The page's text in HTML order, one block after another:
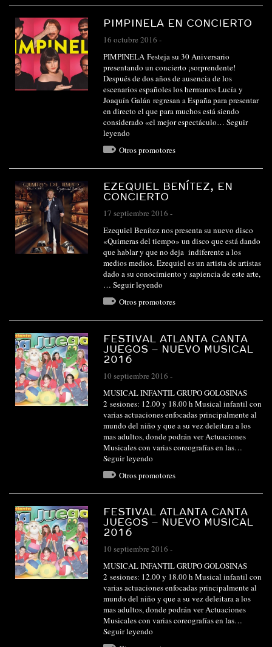
PIMPINELA EN CONCIERTO
16 octubre 2016 -
PIMPINELA Festeja su 30 Aniversario
presentando un concierto ¡sorprendente!
Después de dos años de ausencia de los
escenarios españoles los hermanos Lucía y
Joaquín Galán regresan a España para presentar
en directo el que para muchos está siendo
considerado «el mejor espectáculo… Seguir
leyendo
Otros promotores
EZEQUIEL BENÍTEZ, EN
CONCIERTO
17 septiembre 2016 -
Ezequiel Benítez nos presenta su nuevo disco
«Quimeras del tiempo» un disco que está dando
que hablar y que no deja indiferente a los
medios medios. Ezequiel es un artista de artistas
dado a su conocimiento y sapiencia de este arte,
… Seguir leyendo
Otros promotores
FESTIVAL ATLANTA CANTA
JUEGOS – NUEVO MUSICAL
2016
10 septiembre 2016 -
MUSICAL INFANTIL GRUPO GOLOSINAS
2 sesiones: 12.00 y 18.00 h Musical infantil con
varias actuaciones enfocadas principalmente al
mundo del niño y que a su vez deleitara a los
mas adultos, donde podrán ver Actuaciones
Musicales con varias coreografías en las…
Seguir leyendo
Otros promotores
FESTIVAL ATLANTA CANTA
JUEGOS – NUEVO MUSICAL
2016
10 septiembre 2016 -
MUSICAL INFANTIL GRUPO GOLOSINAS
2 sesiones: 12.00 y 18.00 h Musical infantil con
varias actuaciones enfocadas principalmente al
mundo del niño y que a su vez deleitara a los
mas adultos, donde podrán ver Actuaciones
Musicales con varias coreografías en las…
Seguir leyendo